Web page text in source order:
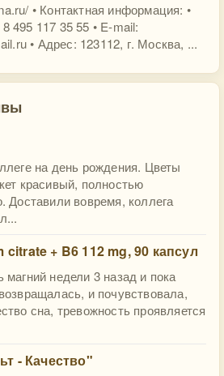
• Контактная информация: •
495 117 35 55‎ • E-mail:
• Адрес: 123112, г. Москва, ...
на день рождения. Цветы
красивый, полностью
Доставили вовремя, коллега
+ B6 112 mg, 90 капсул
магний недели 3 назад и пока
и почувствовала,
сна, тревожность проявляется
- Качество"